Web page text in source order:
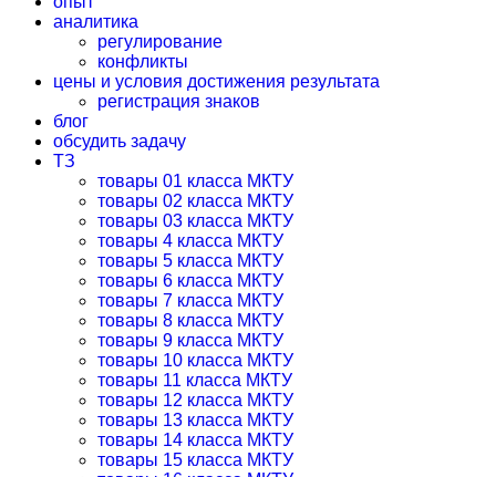
аналитика
регулирование
конфликты
цены и условия достижения результата
регистрация знаков
блог
обсудить задачу
ТЗ
товары 01 класса МКТУ
товары 02 класса МКТУ
товары 03 класса МКТУ
товары 4 класса МКТУ
товары 5 класса МКТУ
товары 6 класса МКТУ
товары 7 класса МКТУ
товары 8 класса МКТУ
товары 9 класса МКТУ
товары 10 класса МКТУ
товары 11 класса МКТУ
товары 12 класса МКТУ
товары 13 класса МКТУ
товары 14 класса МКТУ
товары 15 класса МКТУ